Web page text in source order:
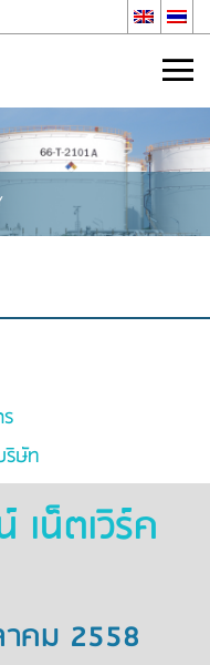
ริษัท
เน็ตเวิร์ค
าคม 2558